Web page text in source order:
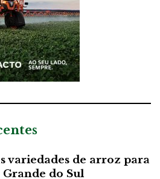
variedades de arroz para
Grande do Sul